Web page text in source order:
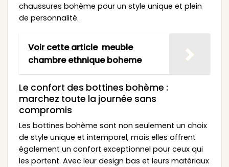
chaussures bohème pour un style unique et plein
de personnalité.
Voir cette article meuble
chambre ethnique boheme
Le confort des bottines bohème :
marchez toute la journée sans
compromis
Les bottines bohème sont non seulement un choix
de style unique et intemporel, mais elles offrent
également un confort exceptionnel pour ceux qui
les portent. Avec leur design bas et leurs matériaux